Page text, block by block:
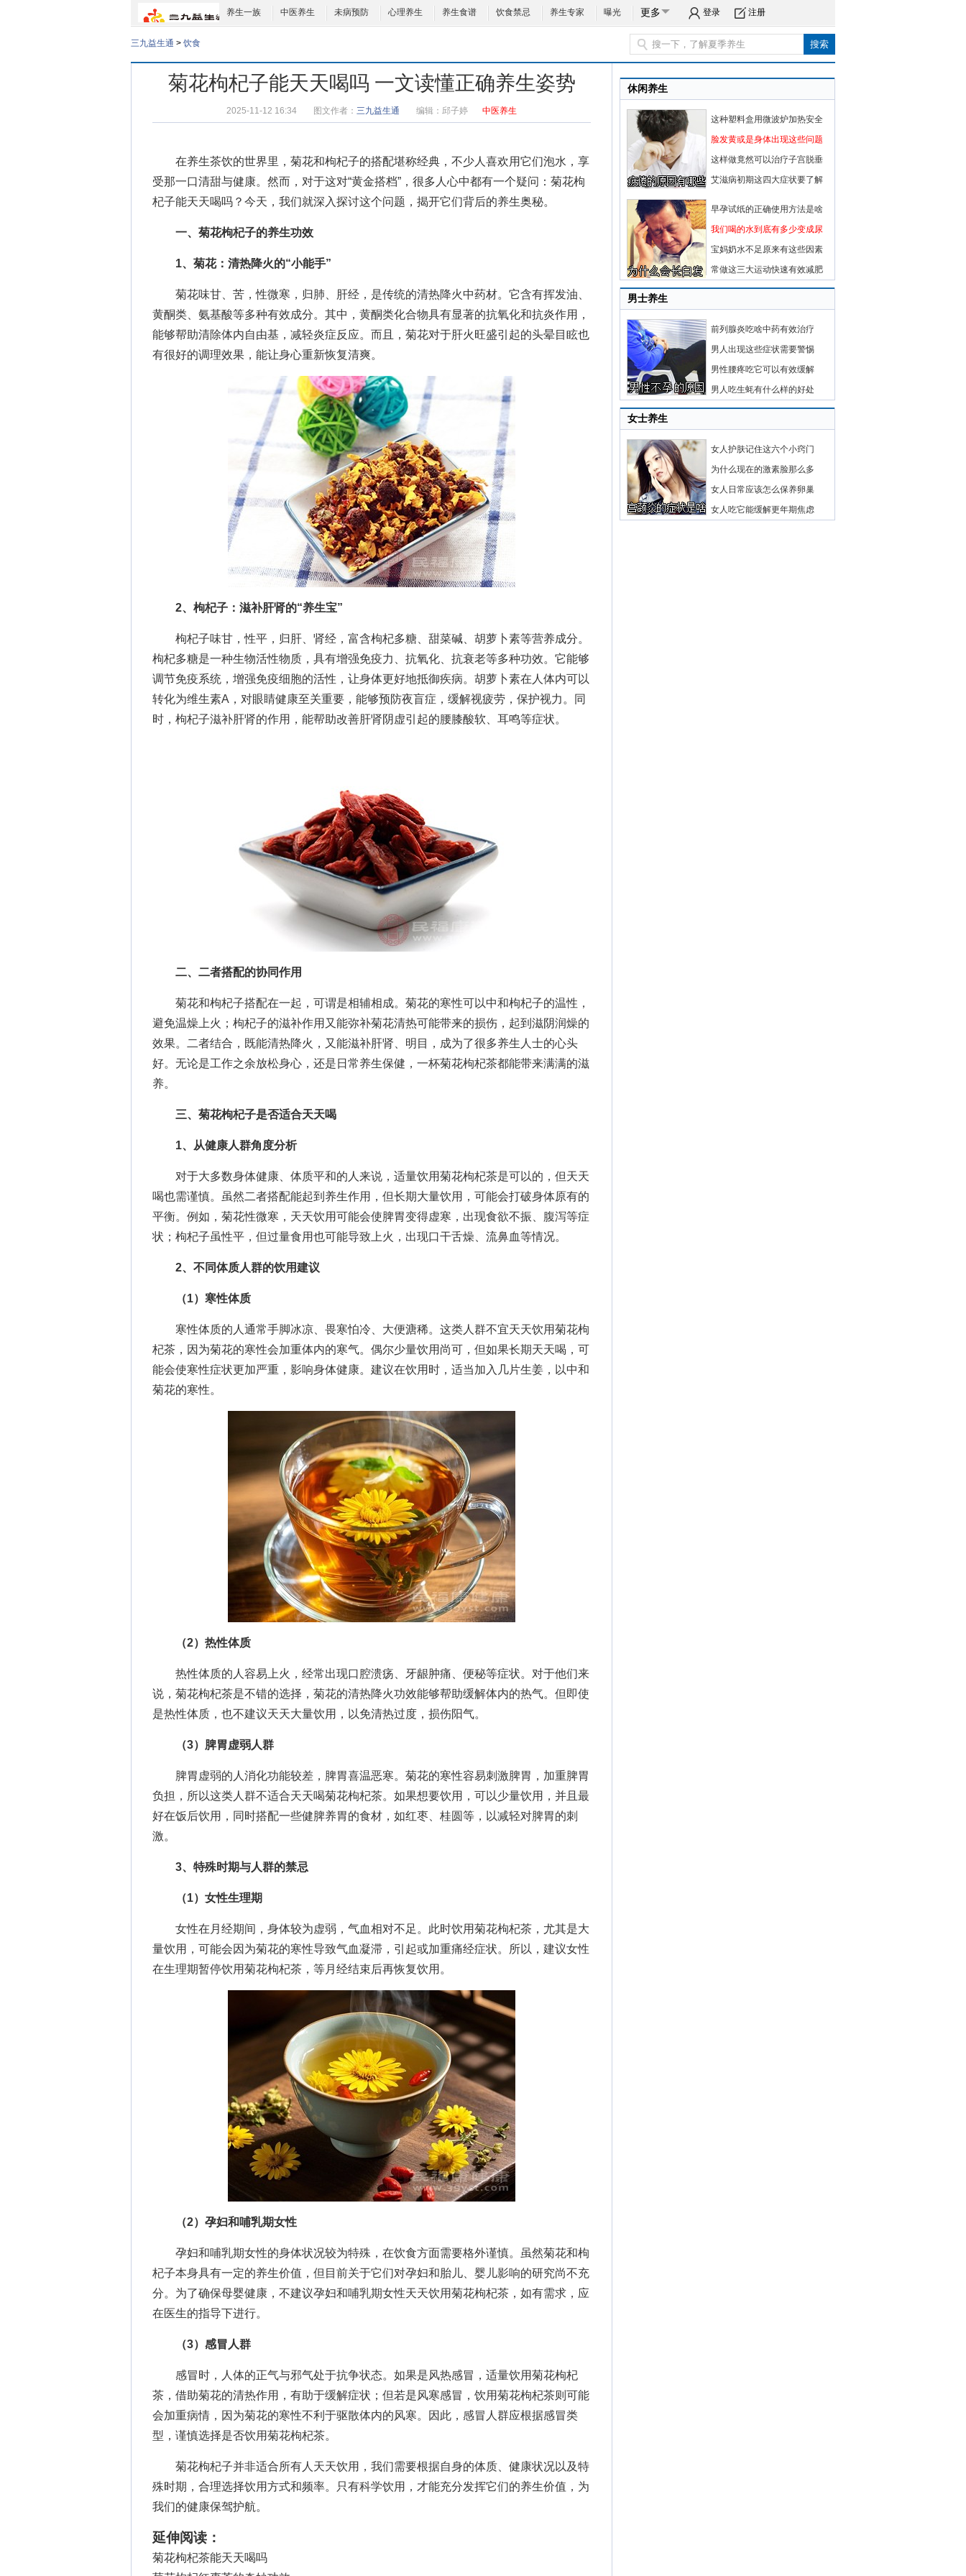
养生一族 中医养生 未病预防 心理养生 养生食谱 饮食禁忌 养生专家 曝光 更多 登录 注册
三九益生通 > 饮食
菊花枸杞子能天天喝吗 一文读懂正确养生姿势
2025-11-12 16:34 图文作者： 三九益生通 编辑： 邱子婷 中医养生
在养生茶饮的世界里，菊花和枸杞子的搭配堪称经典，不少人喜欢用它们泡水，享
受那一口清甜与健康。然而，对于这对“黄金搭档”，很多人心中都有一个疑问：菊花枸
杞子能天天喝吗？今天，我们就深入探讨这个问题，揭开它们背后的养生奥秘。
一、菊花枸杞子的养生功效
1、菊花：清热降火的“小能手”
菊花味甘、苦，性微寒，归肺、肝经，是传统的清热降火中药材。它含有挥发油、
黄酮类、氨基酸等多种有效成分。其中，黄酮类化合物具有显著的抗氧化和抗炎作用，
能够帮助清除体内自由基，减轻炎症反应。而且，菊花对于肝火旺盛引起的头晕目眩也
有很好的调理效果，能让身心重新恢复清爽。
2、枸杞子：滋补肝肾的“养生宝”
枸杞子味甘，性平，归肝、肾经，富含枸杞多糖、甜菜碱、胡萝卜素等营养成分。
枸杞多糖是一种生物活性物质，具有增强免疫力、抗氧化、抗衰老等多种功效。它能够
调节免疫系统，增强免疫细胞的活性，让身体更好地抵御疾病。胡萝卜素在人体内可以
转化为维生素A，对眼睛健康至关重要，能够预防夜盲症，缓解视疲劳，保护视力。同
时，枸杞子滋补肝肾的作用，能帮助改善肝肾阴虚引起的腰膝酸软、耳鸣等症状。
二、二者搭配的协同作用
菊花和枸杞子搭配在一起，可谓是相辅相成。菊花的寒性可以中和枸杞子的温性，
避免温燥上火；枸杞子的滋补作用又能弥补菊花清热可能带来的损伤，起到滋阴润燥的
效果。二者结合，既能清热降火，又能滋补肝肾、明目，成为了很多养生人士的心头
好。无论是工作之余放松身心，还是日常养生保健，一杯菊花枸杞茶都能带来满满的滋
养。
三、菊花枸杞子是否适合天天喝
1、从健康人群角度分析
对于大多数身体健康、体质平和的人来说，适量饮用菊花枸杞茶是可以的，但天天
喝也需谨慎。虽然二者搭配能起到养生作用，但长期大量饮用，可能会打破身体原有的
平衡。例如，菊花性微寒，天天饮用可能会使脾胃变得虚寒，出现食欲不振、腹泻等症
状；枸杞子虽性平，但过量食用也可能导致上火，出现口干舌燥、流鼻血等情况。
2、不同体质人群的饮用建议
（1）寒性体质
寒性体质的人通常手脚冰凉、畏寒怕冷、大便溏稀。这类人群不宜天天饮用菊花枸
杞茶，因为菊花的寒性会加重体内的寒气。偶尔少量饮用尚可，但如果长期天天喝，可
能会使寒性症状更加严重，影响身体健康。建议在饮用时，适当加入几片生姜，以中和
菊花的寒性。
（2）热性体质
热性体质的人容易上火，经常出现口腔溃疡、牙龈肿痛、便秘等症状。对于他们来
说，菊花枸杞茶是不错的选择，菊花的清热降火功效能够帮助缓解体内的热气。但即使
是热性体质，也不建议天天大量饮用，以免清热过度，损伤阳气。
（3）脾胃虚弱人群
脾胃虚弱的人消化功能较差，脾胃喜温恶寒。菊花的寒性容易刺激脾胃，加重脾胃
负担，所以这类人群不适合天天喝菊花枸杞茶。如果想要饮用，可以少量饮用，并且最
好在饭后饮用，同时搭配一些健脾养胃的食材，如红枣、桂圆等，以减轻对脾胃的刺
激。
3、特殊时期与人群的禁忌
（1）女性生理期
女性在月经期间，身体较为虚弱，气血相对不足。此时饮用菊花枸杞茶，尤其是大
量饮用，可能会因为菊花的寒性导致气血凝滞，引起或加重痛经症状。所以，建议女性
在生理期暂停饮用菊花枸杞茶，等月经结束后再恢复饮用。
（2）孕妇和哺乳期女性
孕妇和哺乳期女性的身体状况较为特殊，在饮食方面需要格外谨慎。虽然菊花和枸
杞子本身具有一定的养生价值，但目前关于它们对孕妇和胎儿、婴儿影响的研究尚不充
分。为了确保母婴健康，不建议孕妇和哺乳期女性天天饮用菊花枸杞茶，如有需求，应
在医生的指导下进行。
（3）感冒人群
感冒时，人体的正气与邪气处于抗争状态。如果是风热感冒，适量饮用菊花枸杞
茶，借助菊花的清热作用，有助于缓解症状；但若是风寒感冒，饮用菊花枸杞茶则可能
会加重病情，因为菊花的寒性不利于驱散体内的风寒。因此，感冒人群应根据感冒类
型，谨慎选择是否饮用菊花枸杞茶。
菊花枸杞子并非适合所有人天天饮用，我们需要根据自身的体质、健康状况以及特
殊时期，合理选择饮用方式和频率。只有科学饮用，才能充分发挥它们的养生价值，为
我们的健康保驾护航。
延伸阅读：
菊花枸杞茶能天天喝吗
休闲养生
这种塑料盒用微波炉加热安全
脸发黄或是身体出现这些问题
这样做竟然可以治疗子宫脱垂
艾滋病初期这四大症状要了解
早孕试纸的正确使用方法是啥
我们喝的水到底有多少变成尿
宝妈奶水不足原来有这些因素
常做这三大运动快速有效减肥
男士养生
前列腺炎吃啥中药有效治疗
男人出现这些症状需要警惕
男性腰疼吃它可以有效缓解
男人吃生蚝有什么样的好处
女士养生
女人护肤记住这六个小窍门
为什么现在的激素脸那么多
女人日常应该怎么保养卵巢
女人吃它能缓解更年期焦虑